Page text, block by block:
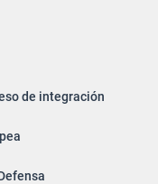
de integración